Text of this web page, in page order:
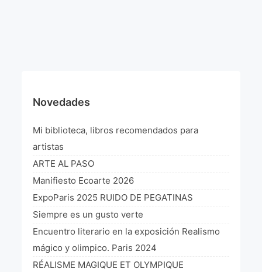
L’art Colombien à Paris 2019
L’art Latino-américain à Paris 2019
Reflecting Source. NY 2019
«Sincronías con sentido» Bogotá Colombia 2019
«Huellas trashumantes» New York 2018
Novedades
Mi biblioteca, libros recomendados para
artistas
ARTE AL PASO
Manifiesto Ecoarte 2026
ExpoParis 2025 RUIDO DE PEGATINAS
Siempre es un gusto verte
Encuentro literario en la exposición Realismo
mágico y olimpico. Paris 2024
RÉALISME MAGIQUE ET OLYMPIQUE